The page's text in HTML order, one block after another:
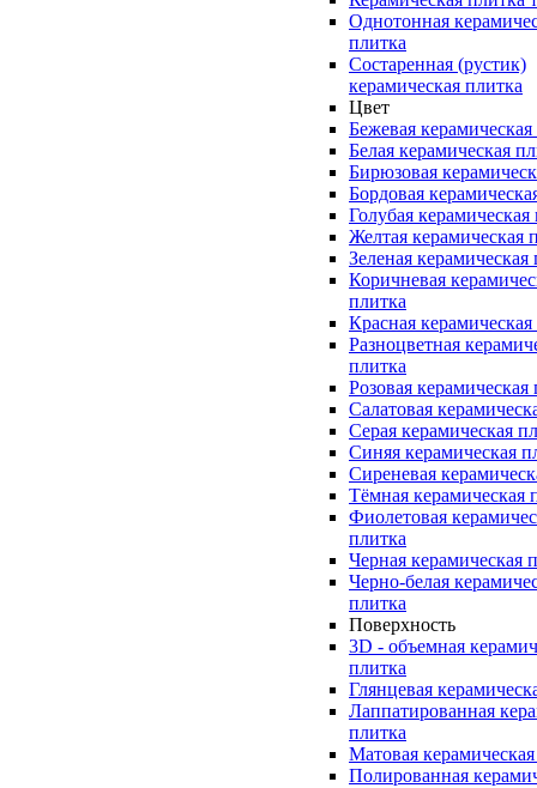
Однотонная
плитка
Состаренная (рустик)
керамическая плитка
Цвет
Бежевая
Белая керамическая
Бирюзовая
Бордовая
Голубая керамическая
Желтая керамическая
Зеленая керамическая
Коричневая
плитка
Красная
Разноцветная
плитка
Розовая керамическая
Салатовая
Серая керамическая
Синяя керамическая
Сиреневая
Тёмная керамическая
Фиолетовая
плитка
Черная керамическая
Черно-белая
плитка
Поверхность
3D - объемная
плитка
Глянцевая
Лаппатированная
плитка
Матовая
Полированная